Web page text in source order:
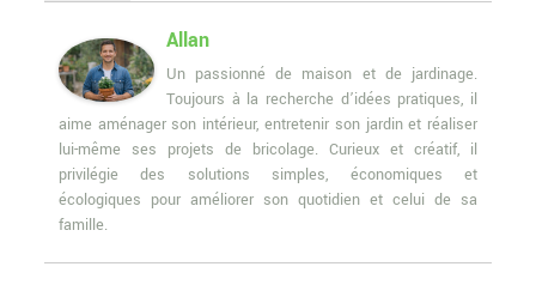
Allan
Un passionné de maison et de jardinage.
Toujours à la recherche d’idées pratiques, il
aime aménager son intérieur, entretenir son jardin et réaliser
lui-même ses projets de bricolage. Curieux et créatif, il
privilégie des solutions simples, économiques et
écologiques pour améliorer son quotidien et celui de sa
famille.